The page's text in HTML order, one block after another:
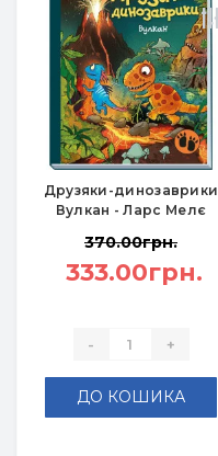
Друзяки-динозаврики
Вулкан - Ларс Мелє
370.00грн.
333.00грн.
- +
ДО КОШИКА